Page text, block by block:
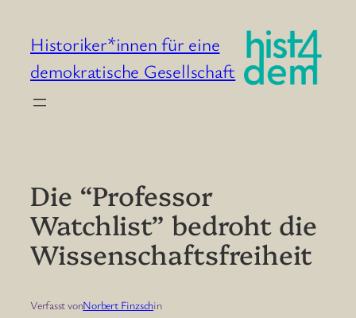
content
Historiker*innen für eine
demokratische Gesellschaft
Die “Professor
Watchlist” bedroht die
Wissenschaftsfreiheit
Verfasst vonNorbert Finzschin